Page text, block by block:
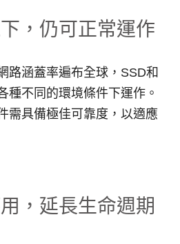
，仍可正常運作
路涵蓋率遍布全球，SSD和
種不同的環境條件下運作。
需具備極佳可靠度，以適應
，延長生命週期